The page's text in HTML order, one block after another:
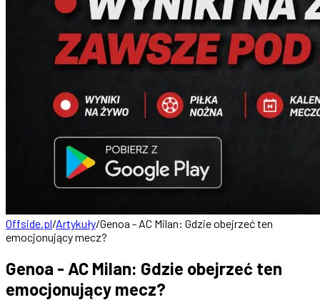
Offside.pl/Artykuły/Genoa - AC Milan: Gdzie obejrzeć ten
emocjonujący mecz?
Genoa - AC Milan: Gdzie obejrzeć ten
emocjonujący mecz?